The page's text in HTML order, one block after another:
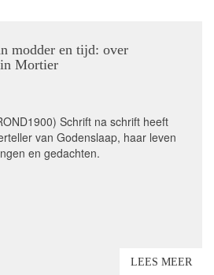
modder en tijd: over
Mortier
Schrift na schrift heeft
van Godenslaap, haar leven
en gedachten.
LEES MEER